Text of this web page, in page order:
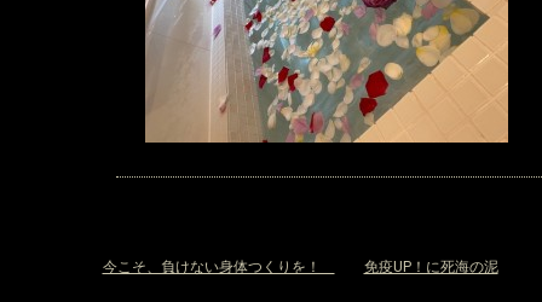
今こそ、負けない身体つくりを！ 免疫UP！に死海の泥»